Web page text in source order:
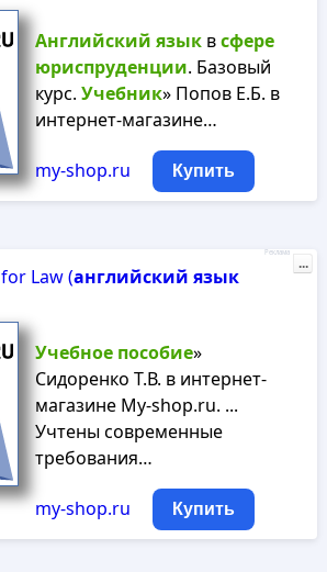
Английский языквсфере
юриспруденции. Базовый
курс. Учебник» Попов Е.Б. в
интернет-магазине…
my-shop.ru Купить
for Law (английский язык
Учебное пособие»
Сидоренко Т.В. в интернет-
магазине My-shop.ru. ...
Учтены современные
требования…
my-shop.ru Купить
Реклама
...